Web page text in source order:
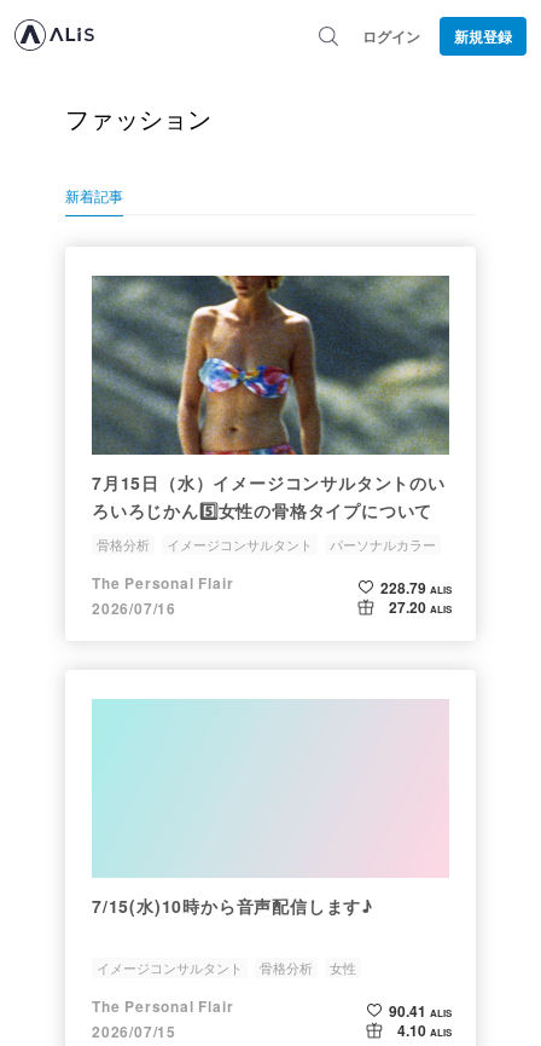
ログイン 新規登録
ファッション
新着記事
7月15日（水）イメージコンサルタントのい
ろいろじかん5️⃣女性の骨格タイプについて
骨格分析 イメージコンサルタント
パーソナルカラー
ファッション
水着
The Personal Flair
2026/07/16
228.79 ALIS
27.20 ALIS
7/15(水)10時から音声配信します♪
イメージコンサルタント 骨格分析
女性
パーソナルカラー
ファッション
The Personal Flair
2026/07/15
90.41 ALIS
4.10 ALIS